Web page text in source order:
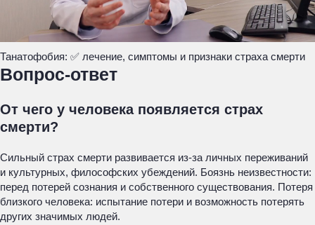
Танатофобия: ✅ лечение, симптомы и признаки страха смерти
Вопрос-ответ
От чего у человека появляется страх
смерти?
Сильный страх смерти развивается из-за личных переживаний
и культурных, философских убеждений. Боязнь неизвестности:
перед потерей сознания и собственного существования. Потеря
близкого человека: испытание потери и возможность потерять
других значимых людей.